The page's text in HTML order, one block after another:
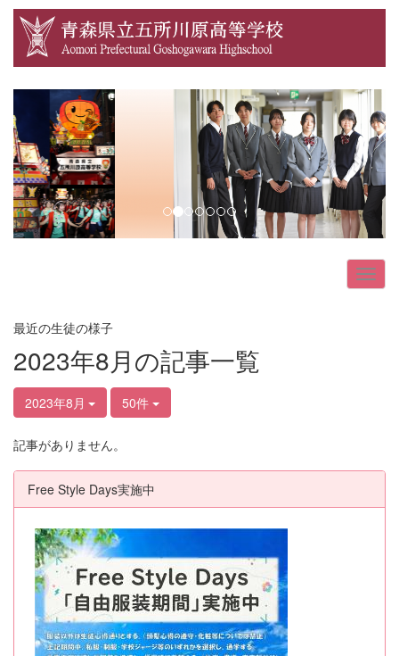
e
v
i
o
n
e
x
t
最近の生徒の様子
2023年8月の記事一覧
2023年8月 50件
記事がありません。
Free Style Days実施中